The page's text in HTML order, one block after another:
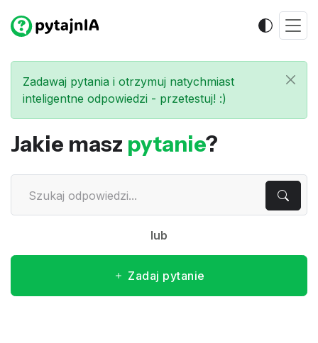
Zadawaj pytania i otrzymuj natychmiast
inteligentne odpowiedzi - przetestuj! :)
Jakie masz pytanie?
lub
Zadaj pytanie